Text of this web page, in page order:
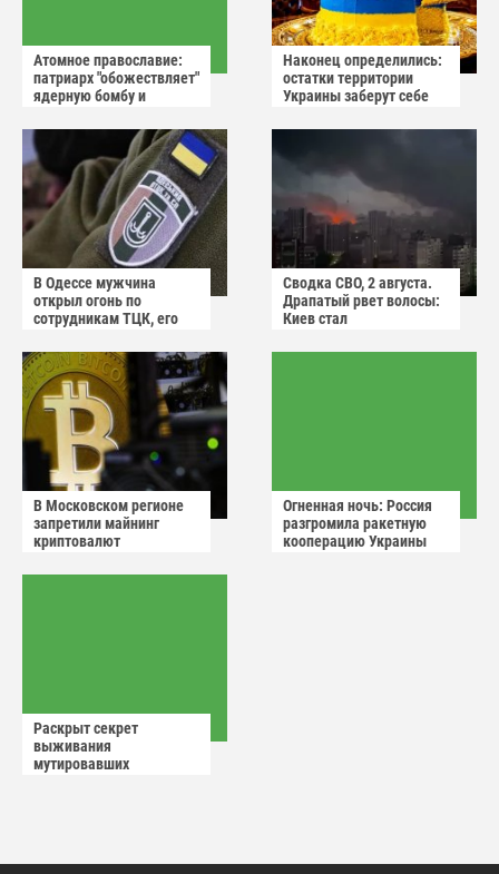
Атомное православие:
патриарх "обожествляет"
ядерную бомбу и
"апокалиптических
сценариев"
Наконец определились:
остатки территории
Украины заберут себе
В Одессе мужчина
открыл огонь по
сотрудникам ТЦК, его
Сводка СВО, 2 августа.
Драпатый рвет волосы:
Киев стал
В Московском регионе
запретили майнинг
криптовалют
Огненная ночь: Россия
разгромила ракетную
кооперацию Украины
Раскрыт секрет
выживания
мутировавших